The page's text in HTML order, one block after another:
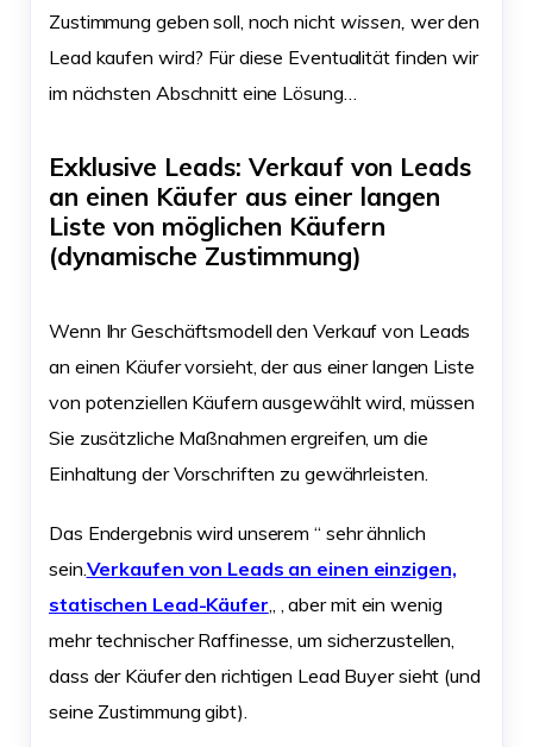
Zustimmung geben soll, noch nicht wissen, wer den
Lead kaufen wird? Für diese Eventualität finden wir
im nächsten Abschnitt eine Lösung…
Exklusive Leads: Verkauf von Leads
an einen Käufer aus einer langen
Liste von möglichen Käufern
(dynamische Zustimmung)
Wenn Ihr Geschäftsmodell den Verkauf von Leads
an einen Käufer vorsieht, der aus einer langen Liste
von potenziellen Käufern ausgewählt wird, müssen
Sie zusätzliche Maßnahmen ergreifen, um die
Einhaltung der Vorschriften zu gewährleisten.
Das Endergebnis wird unserem “ sehr ähnlich
sein.Verkaufen von Leads an einen einzigen,
statischen Lead-Käufer„ , aber mit ein wenig
mehr technischer Raffinesse, um sicherzustellen,
dass der Käufer den richtigen Lead Buyer sieht (und
seine Zustimmung gibt).